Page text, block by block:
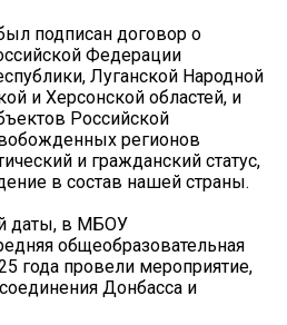
подписан договор о
Федерации
Луганской Народной
и Херсонской областей, и
Российской
регионов
и гражданский статус,
в состав нашей страны.
даты, в МБОУ
общеобразовательная
года провели мероприятие,
Донбасса и